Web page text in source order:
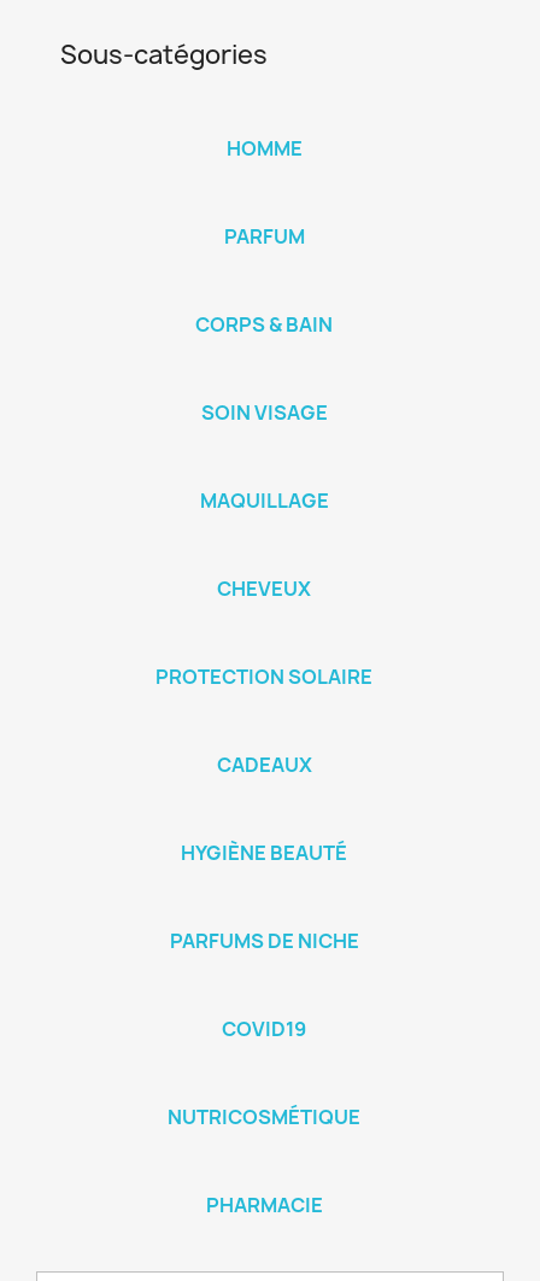
Sous-catégories
HOMME
PARFUM
CORPS & BAIN
SOIN VISAGE
MAQUILLAGE
CHEVEUX
PROTECTION SOLAIRE
CADEAUX
HYGIÈNE BEAUTÉ
PARFUMS DE NICHE
COVID19
NUTRICOSMÉTIQUE
PHARMACIE